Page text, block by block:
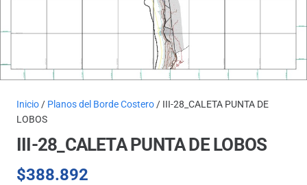
Inicio / Planos del Borde Costero / III-28_CALETA PUNTA DE
LOBOS
III-28_CALETA PUNTA DE LOBOS
$388.892